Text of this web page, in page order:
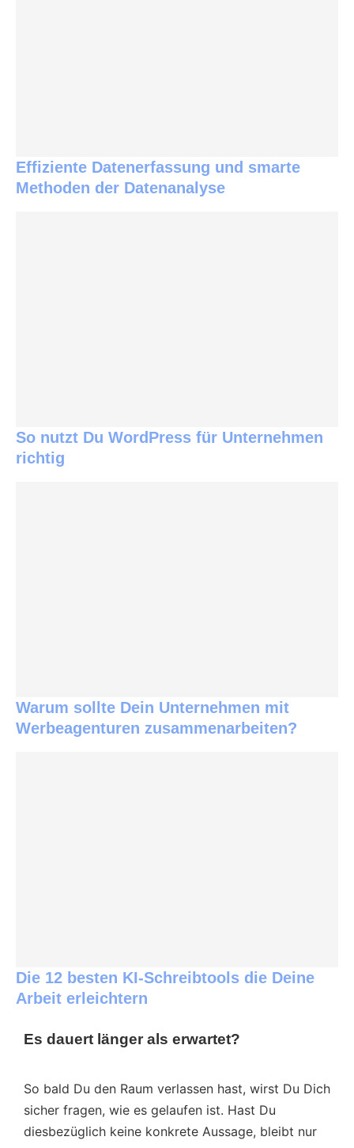
Effiziente Datenerfassung und smarte
Methoden der Datenanalyse
So nutzt Du WordPress für Unternehmen
richtig
Warum sollte Dein Unternehmen mit
Werbeagenturen zusammenarbeiten?
Die 12 besten KI-Schreibtools die Deine
Arbeit erleichtern
Es dauert länger als erwartet?
So bald Du den Raum verlassen hast, wirst Du Dich
sicher fragen, wie es gelaufen ist. Hast Du
diesbezüglich keine konkrete Aussage, bleibt nur